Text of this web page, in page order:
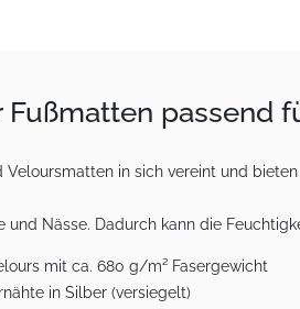
passend
in sich vereint und
und Nässe. Dadurch kann die
mit ca. 680 g/m² Fasergewicht
in Silber (versiegelt)